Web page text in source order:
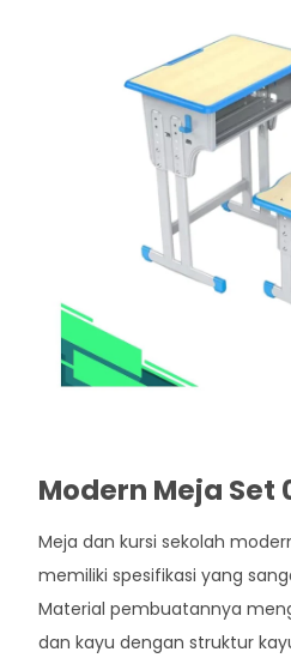
Modern Meja Set
Meja dan kursi sekolah
memiliki spesifikasi yang
Material pembuatannya
dan kayu dengan struktur